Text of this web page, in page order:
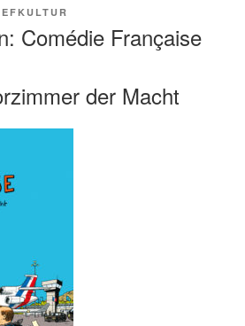
Comédie Française
der Macht